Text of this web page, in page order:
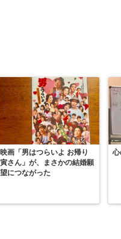
映画「男はつらいよ お帰り
寅さん」が、まさかの結婚願
望につながった